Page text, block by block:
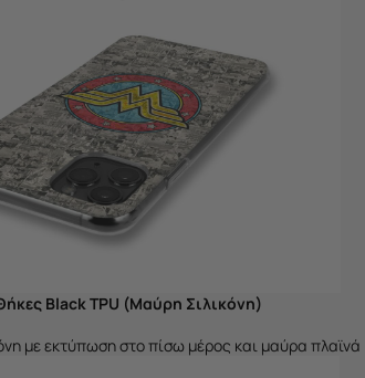
Black TPU (Μαύρη Σιλικόνη)
με εκτύπωση στο πίσω μέρος και μαύρα πλαϊνά